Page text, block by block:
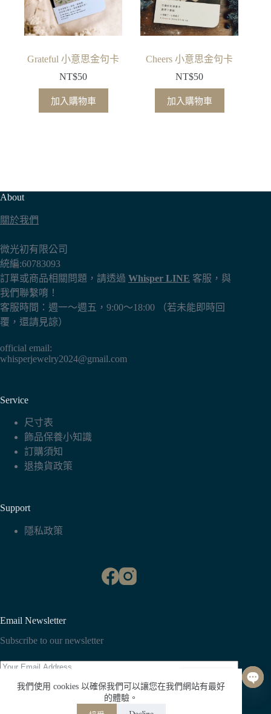
我們使用 cookies 以確保我們可以讓您在我們網站有最好
的體驗。
Grateful 小意思金句卡
NT$50
加入購物車
Cheers 小意思金句卡
NT$50
加入購物車
About
關於我們
微光初有限公司
統編:60783093
訂單或商品相關問題，請透過 Whisper LINE 客服，與
我們聯繫唷！
客服時間：週一～週五，9:00～18:00 （若未能即時回
覆，還請見諒）
official email:
whisperjewelry2024@gmail.com
Service
尺寸表
飾品保養小知識
訂購須知
退換貨政策
Support
隱私政策
Email Newsletter
Subscribe to our newsletter
O